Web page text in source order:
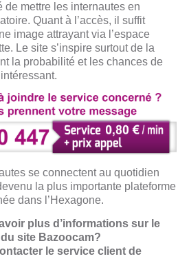
de mettre les internautes en
Quant à l’accès, il suffit
image attrayant via l’espace
Le site s’inspire surtout de la
la probabilité et les chances de
se connectent au quotidien
la plus importante plateforme
dans l’Hexagone.
plus d’informations sur le
site Bazoocam?
le service client de